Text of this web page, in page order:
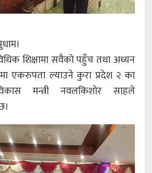
शिक्षामा सवैको पहुँच तथा अध्यन
एकरुपता ल्याउने कुरा प्रदेश २ का
मन्त्री नवलकिशोर साहले